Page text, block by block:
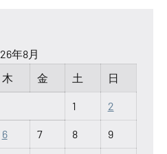
年8月
木 金 土 日
1 2
6 7 8 9